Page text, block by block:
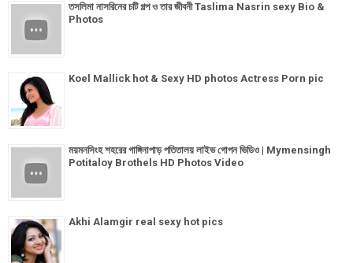
তসলিমা নাসরিনের চটি গল্প ও তার জীবনী Taslima Nasrin sexy Bio &
Photos
Koel Mallick hot & Sexy HD photos Actress Porn pic
ময়মনসিংহ শহরের গাঙ্গিনাপাড় পতিতালয় লাইভ গোপন ভিডিও | Mymensingh
Potitaloy Brothels HD Photos Video
Akhi Alamgir real sexy hot pics